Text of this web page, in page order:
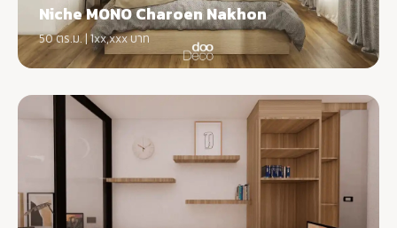
Niche MONO Charoen Nakhon
50 ตร.ม. | 1xx,xxx บาท